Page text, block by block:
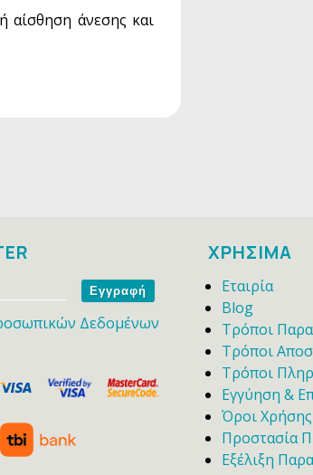
αίσθηση άνεσης και
Name
Δεδομένων
ΧΡΗΣΙΜΑ
Εταιρία
Blog
Τρόποι
Τρόποι
Τρόποι
Εγγύηση &
Όροι Χρήσης
Προστασία
Εξέλιξη